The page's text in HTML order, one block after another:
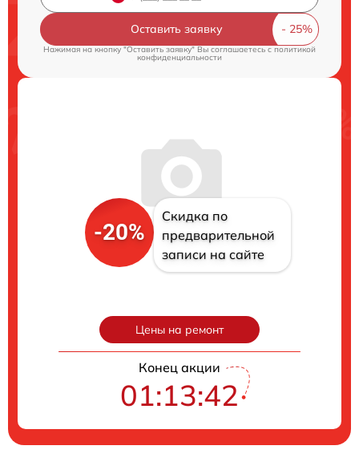
Оставить заявку
Нажимая на кнопку "Оставить заявку" Вы соглашаетесь c политикой
конфиденциальности
-20%
Скидка по
предварительной
записи на сайте
Цены на ремонт
Конец акции
01:13:41